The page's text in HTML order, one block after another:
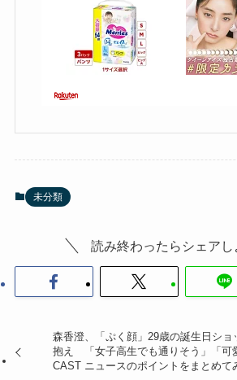
未分類
読み終わったらシェアし
森香澄、「ぷく顔」29歳の誕生日シ
抱え 「女子高生でも通りそう」「可
CAST ニュースのポイントをまとめて